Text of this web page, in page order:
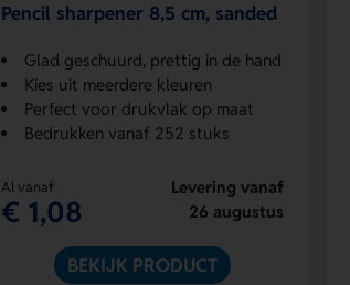
Pencil sharpener 8,5 cm, sanded
Glad geschuurd, prettig in de hand
Kies uit meerdere kleuren
Perfect voor drukvlak op maat
Bedrukken vanaf 252 stuks
Al vanaf
€ 1,08
Levering vanaf
26 augustus
BEKIJK PRODUCT